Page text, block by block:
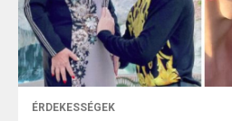
ÉRDEKESSÉGEK